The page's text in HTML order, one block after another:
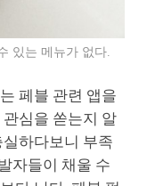
있는 메뉴가 없다.
페블 관련 앱을
심을 쏟는지 알
하다보니 부족
자들이 채울 수